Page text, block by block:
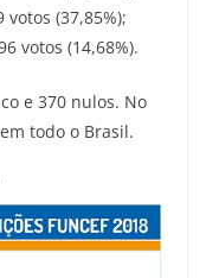
votos (37,85%);
votos (14,68%).
e 370 nulos. No
todo o Brasil.